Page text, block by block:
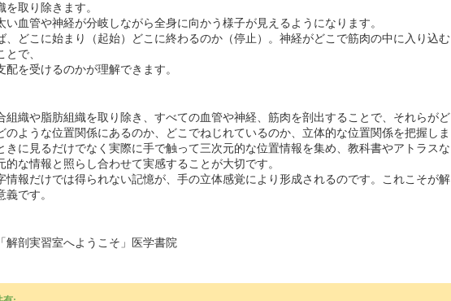
を取り除きます。
い血管や神経が分岐しながら全身に向かう様子が見えるようになります。
、どこに始まり（起始）どこに終わるのか（停止）。神経がどこで筋肉の中に入り込む
で、
配を受けるのかが理解できます。
組織や脂肪組織を取り除き、すべての血管や神経、筋肉を剖出することで、それらがど
のような位置関係にあるのか、どこでねじれているのか、立体的な位置関係を把握しま
きに見るだけでなく実際に手で触って三次元的な位置情報を集め、教科書やアトラスな
的な情報と照らし合わせて実感することが大切です。
情報だけでは得られない記憶が、手の立体感覚により形成されるのです。これこそが解
義です。
解剖実習室へようこそ」医学書院